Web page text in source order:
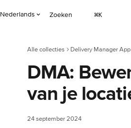
Nederlands Zoeken ⌘K
Alle collecties Delivery Manager App
DMA:
van je
24 september 2024